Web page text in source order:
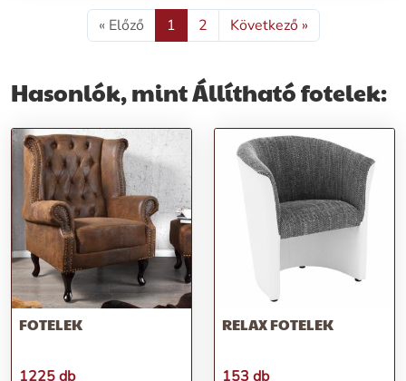
« Előző 1 2 Következő »
Hasonlók, mint Állítható fotelek:
FOTELEK
1225 db
RELAX FOTELEK
153 db